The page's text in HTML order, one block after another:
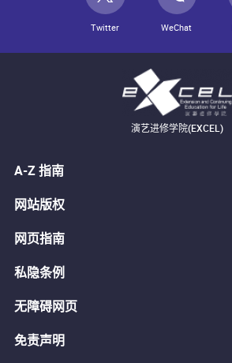
Twitter WeChat
演艺进修学院(EXCEL)
A-Z 指南
网站版权
网页指南
私隐条例
无障碍网页
免责声明